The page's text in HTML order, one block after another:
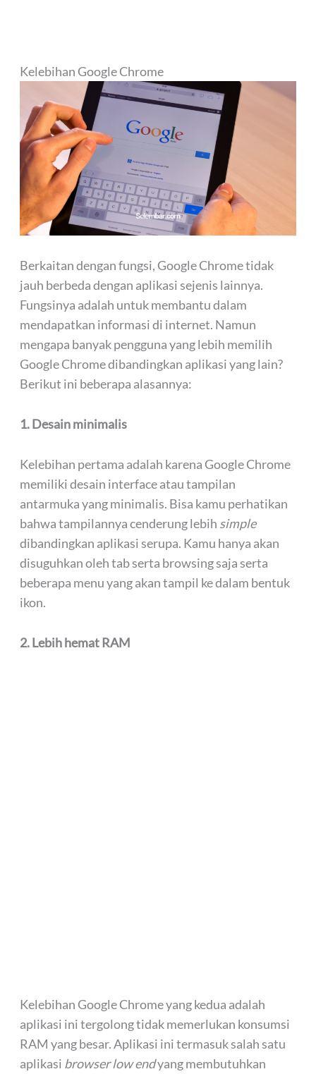
Kelebihan Google Chrome
Berkaitan dengan fungsi, Google Chrome tidak
jauh berbeda dengan aplikasi sejenis lainnya.
Fungsinya adalah untuk membantu dalam
mendapatkan informasi di internet. Namun
mengapa banyak pengguna yang lebih memilih
Google Chrome dibandingkan aplikasi yang lain?
Berikut ini beberapa alasannya:
1. Desain minimalis
Kelebihan pertama adalah karena Google Chrome
memiliki desain interface atau tampilan
antarmuka yang minimalis. Bisa kamu perhatikan
bahwa tampilannya cenderung lebih simple
dibandingkan aplikasi serupa. Kamu hanya akan
disuguhkan oleh tab serta browsing saja serta
beberapa menu yang akan tampil ke dalam bentuk
ikon.
2. Lebih hemat RAM
Kelebihan Google Chrome yang kedua adalah
aplikasi ini tergolong tidak memerlukan konsumsi
RAM yang besar. Aplikasi ini termasuk salah satu
aplikasi browser low endyang membutuhkan